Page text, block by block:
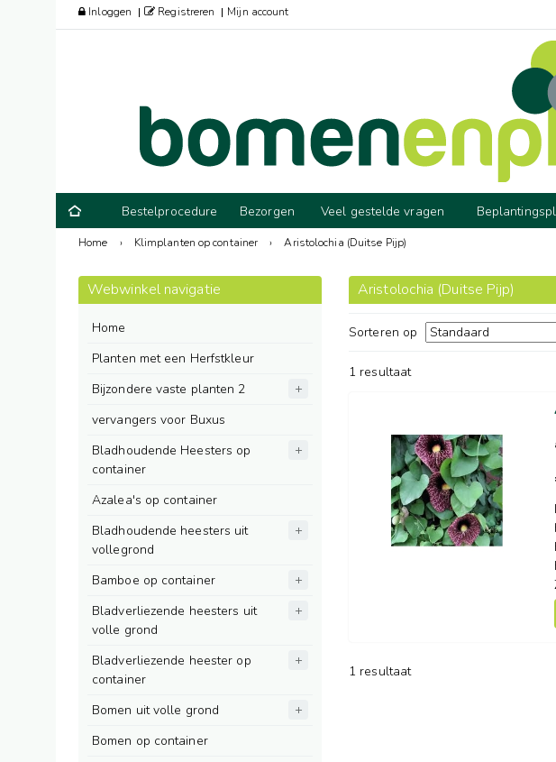
Inloggen Registreren Mijn account
Bestelprocedure Bezorgen Veel gestelde vragen
Home › Klimplanten op container › Aristolochia (Duitse Pijp)
Webwinkel navigatie
Home
Planten met een Herfstkleur
Bijzondere vaste planten 2
vervangers voor Buxus
Bladhoudende Heesters op
container
Azalea's op container
Bladhoudende heesters uit
vollegrond
Bamboe op container
Bladverliezende heesters uit
volle grond
Bladverliezende heester op
container
Bomen uit volle grond
Bomen op container
Aristolochia (Duitse Pijp)
Sorteren op
1 resultaat
1 resultaat